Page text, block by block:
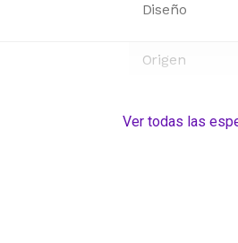
Diseño
Origen
Ver todas las